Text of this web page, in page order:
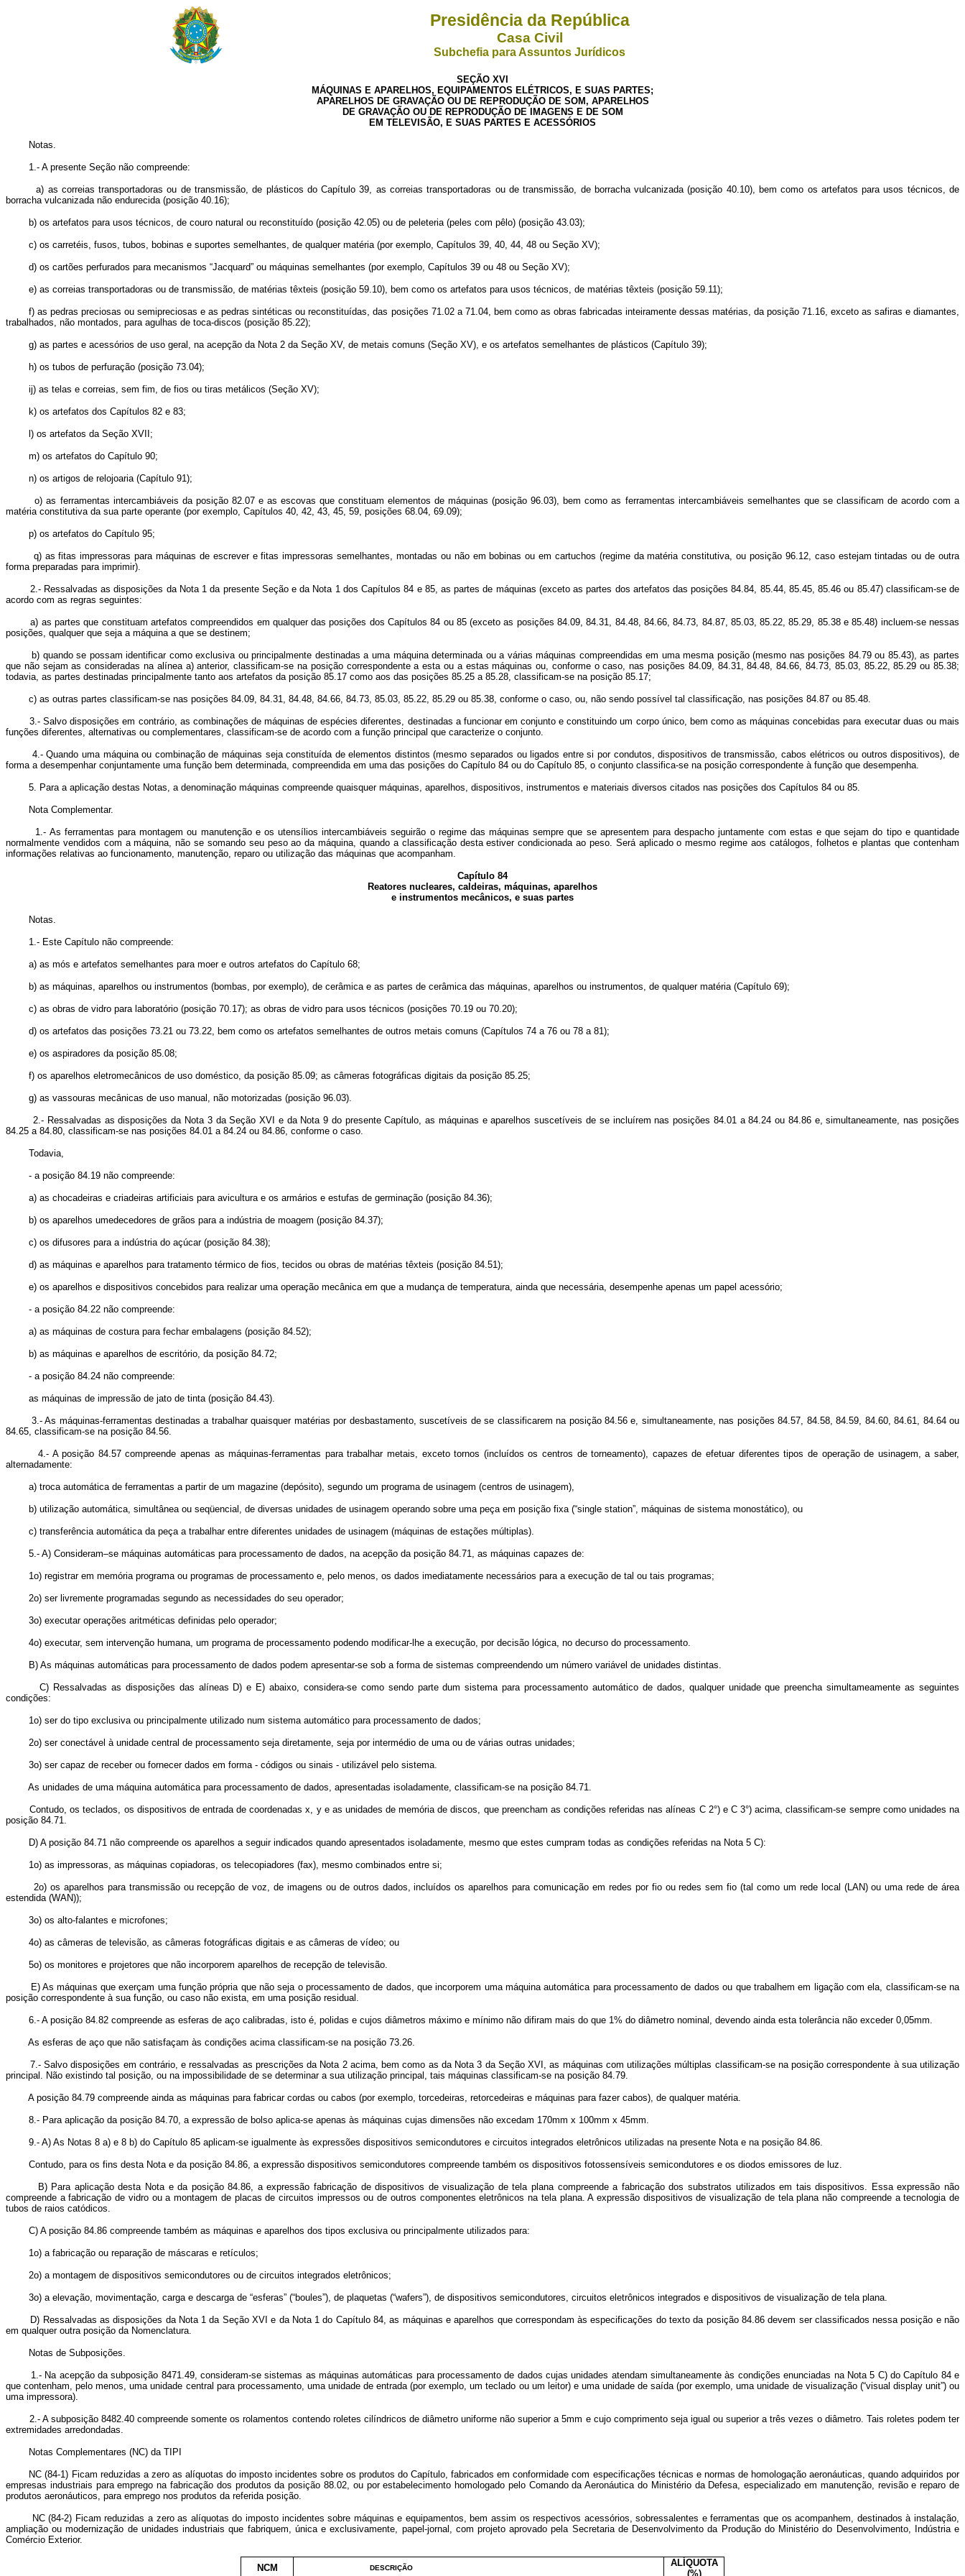
Presidência da República
Casa Civil
Subchefia para Assuntos Jurídicos
SEÇÃO XVI
MÁQUINAS E APARELHOS, EQUIPAMENTOS ELÉTRICOS, E SUAS PARTES;
APARELHOS DE GRAVAÇÃO OU DE REPRODUÇÃO DE SOM, APARELHOS
DE GRAVAÇÃO OU DE REPRODUÇÃO DE IMAGENS E DE SOM
EM TELEVISÃO, E SUAS PARTES E ACESSÓRIOS
Notas.
1.- A presente Seção não compreende:
a) as correias transportadoras ou de transmissão, de plásticos do Capítulo 39, as correias transportadoras ou de transmissão, de borracha vulcanizada (posição 40.10), bem como os artefatos para usos técnicos, de
borracha vulcanizada não endurecida (posição 40.16);
b) os artefatos para usos técnicos, de couro natural ou reconstituído (posição 42.05) ou de peleteria (peles com pêlo) (posição 43.03);
c) os carretéis, fusos, tubos, bobinas e suportes semelhantes, de qualquer matéria (por exemplo, Capítulos 39, 40, 44, 48 ou Seção XV);
d) os cartões perfurados para mecanismos “Jacquard” ou máquinas semelhantes (por exemplo, Capítulos 39 ou 48 ou Seção XV);
e) as correias transportadoras ou de transmissão, de matérias têxteis (posição 59.10), bem como os artefatos para usos técnicos, de matérias têxteis (posição 59.11);
f) as pedras preciosas ou semipreciosas e as pedras sintéticas ou reconstituídas, das posições 71.02 a 71.04, bem como as obras fabricadas inteiramente dessas matérias, da posição 71.16, exceto as safiras e diamantes,
trabalhados, não montados, para agulhas de toca-discos (posição 85.22);
g) as partes e acessórios de uso geral, na acepção da Nota 2 da Seção XV, de metais comuns (Seção XV), e os artefatos semelhantes de plásticos (Capítulo 39);
h) os tubos de perfuração (posição 73.04);
ij) as telas e correias, sem fim, de fios ou tiras metálicos (Seção XV);
k) os artefatos dos Capítulos 82 e 83;
l) os artefatos da Seção XVII;
m) os artefatos do Capítulo 90;
n) os artigos de relojoaria (Capítulo 91);
o) as ferramentas intercambiáveis da posição 82.07 e as escovas que constituam elementos de máquinas (posição 96.03), bem como as ferramentas intercambiáveis semelhantes que se classificam de acordo com a
matéria constitutiva da sua parte operante (por exemplo, Capítulos 40, 42, 43, 45, 59, posições 68.04, 69.09);
p) os artefatos do Capítulo 95;
q) as fitas impressoras para máquinas de escrever e fitas impressoras semelhantes, montadas ou não em bobinas ou em cartuchos (regime da matéria constitutiva, ou posição 96.12, caso estejam tintadas ou de outra
forma preparadas para imprimir).
2.- Ressalvadas as disposições da Nota 1 da presente Seção e da Nota 1 dos Capítulos 84 e 85, as partes de máquinas (exceto as partes dos artefatos das posições 84.84, 85.44, 85.45, 85.46 ou 85.47) classificam-se de
acordo com as regras seguintes:
a) as partes que constituam artefatos compreendidos em qualquer das posições dos Capítulos 84 ou 85 (exceto as posições 84.09, 84.31, 84.48, 84.66, 84.73, 84.87, 85.03, 85.22, 85.29, 85.38 e 85.48) incluem-se nessas
posições, qualquer que seja a máquina a que se destinem;
b) quando se possam identificar como exclusiva ou principalmente destinadas a uma máquina determinada ou a várias máquinas compreendidas em uma mesma posição (mesmo nas posições 84.79 ou 85.43), as partes
que não sejam as consideradas na alínea a) anterior, classificam-se na posição correspondente a esta ou a estas máquinas ou, conforme o caso, nas posições 84.09, 84.31, 84.48, 84.66, 84.73, 85.03, 85.22, 85.29 ou 85.38;
todavia, as partes destinadas principalmente tanto aos artefatos da posição 85.17 como aos das posições 85.25 a 85.28, classificam-se na posição 85.17;
c) as outras partes classificam-se nas posições 84.09, 84.31, 84.48, 84.66, 84.73, 85.03, 85.22, 85.29 ou 85.38, conforme o caso, ou, não sendo possível tal classificação, nas posições 84.87 ou 85.48.
3.- Salvo disposições em contrário, as combinações de máquinas de espécies diferentes, destinadas a funcionar em conjunto e constituindo um corpo único, bem como as máquinas concebidas para executar duas ou mais
funções diferentes, alternativas ou complementares, classificam-se de acordo com a função principal que caracterize o conjunto.
4.- Quando uma máquina ou combinação de máquinas seja constituída de elementos distintos (mesmo separados ou ligados entre si por condutos, dispositivos de transmissão, cabos elétricos ou outros dispositivos), de
forma a desempenhar conjuntamente uma função bem determinada, compreendida em uma das posições do Capítulo 84 ou do Capítulo 85, o conjunto classifica-se na posição correspondente à função que desempenha.
5. Para a aplicação destas Notas, a denominação máquinas compreende quaisquer máquinas, aparelhos, dispositivos, instrumentos e materiais diversos citados nas posições dos Capítulos 84 ou 85.
Nota Complementar.
1.- As ferramentas para montagem ou manutenção e os utensílios intercambiáveis seguirão o regime das máquinas sempre que se apresentem para despacho juntamente com estas e que sejam do tipo e quantidade
normalmente vendidos com a máquina, não se somando seu peso ao da máquina, quando a classificação desta estiver condicionada ao peso. Será aplicado o mesmo regime aos catálogos, folhetos e plantas que contenham
informações relativas ao funcionamento, manutenção, reparo ou utilização das máquinas que acompanham.
Capítulo 84
Reatores nucleares, caldeiras, máquinas, aparelhos
e instrumentos mecânicos, e suas partes
Notas.
1.- Este Capítulo não compreende:
a) as mós e artefatos semelhantes para moer e outros artefatos do Capítulo 68;
b) as máquinas, aparelhos ou instrumentos (bombas, por exemplo), de cerâmica e as partes de cerâmica das máquinas, aparelhos ou instrumentos, de qualquer matéria (Capítulo 69);
c) as obras de vidro para laboratório (posição 70.17); as obras de vidro para usos técnicos (posições 70.19 ou 70.20);
d) os artefatos das posições 73.21 ou 73.22, bem como os artefatos semelhantes de outros metais comuns (Capítulos 74 a 76 ou 78 a 81);
e) os aspiradores da posição 85.08;
f) os aparelhos eletromecânicos de uso doméstico, da posição 85.09; as câmeras fotográficas digitais da posição 85.25;
g) as vassouras mecânicas de uso manual, não motorizadas (posição 96.03).
2.- Ressalvadas as disposições da Nota 3 da Seção XVI e da Nota 9 do presente Capítulo, as máquinas e aparelhos suscetíveis de se incluírem nas posições 84.01 a 84.24 ou 84.86 e, simultaneamente, nas posições
84.25 a 84.80, classificam-se nas posições 84.01 a 84.24 ou 84.86, conforme o caso.
Todavia,
- a posição 84.19 não compreende:
a) as chocadeiras e criadeiras artificiais para avicultura e os armários e estufas de germinação (posição 84.36);
b) os aparelhos umedecedores de grãos para a indústria de moagem (posição 84.37);
c) os difusores para a indústria do açúcar (posição 84.38);
d) as máquinas e aparelhos para tratamento térmico de fios, tecidos ou obras de matérias têxteis (posição 84.51);
e) os aparelhos e dispositivos concebidos para realizar uma operação mecânica em que a mudança de temperatura, ainda que necessária, desempenhe apenas um papel acessório;
- a posição 84.22 não compreende:
a) as máquinas de costura para fechar embalagens (posição 84.52);
b) as máquinas e aparelhos de escritório, da posição 84.72;
- a posição 84.24 não compreende:
as máquinas de impressão de jato de tinta (posição 84.43).
3.- As máquinas-ferramentas destinadas a trabalhar quaisquer matérias por desbastamento, suscetíveis de se classificarem na posição 84.56 e, simultaneamente, nas posições 84.57, 84.58, 84.59, 84.60, 84.61, 84.64 ou
84.65, classificam-se na posição 84.56.
4.- A posição 84.57 compreende apenas as máquinas-ferramentas para trabalhar metais, exceto tornos (incluídos os centros de torneamento), capazes de efetuar diferentes tipos de operação de usinagem, a saber,
alternadamente:
a) troca automática de ferramentas a partir de um magazine (depósito), segundo um programa de usinagem (centros de usinagem),
b) utilização automática, simultânea ou seqüencial, de diversas unidades de usinagem operando sobre uma peça em posição fixa (“single station”, máquinas de sistema monostático), ou
c) transferência automática da peça a trabalhar entre diferentes unidades de usinagem (máquinas de estações múltiplas).
5.- A) Consideram–se máquinas automáticas para processamento de dados, na acepção da posição 84.71, as máquinas capazes de:
1o) registrar em memória programa ou programas de processamento e, pelo menos, os dados imediatamente necessários para a execução de tal ou tais programas;
2o) ser livremente programadas segundo as necessidades do seu operador;
3o) executar operações aritméticas definidas pelo operador;
4o) executar, sem intervenção humana, um programa de processamento podendo modificar-lhe a execução, por decisão lógica, no decurso do processamento.
B) As máquinas automáticas para processamento de dados podem apresentar-se sob a forma de sistemas compreendendo um número variável de unidades distintas.
C) Ressalvadas as disposições das alíneas D) e E) abaixo, considera-se como sendo parte dum sistema para processamento automático de dados, qualquer unidade que preencha simultameamente as seguintes
condições:
1o) ser do tipo exclusiva ou principalmente utilizado num sistema automático para processamento de dados;
2o) ser conectável à unidade central de processamento seja diretamente, seja por intermédio de uma ou de várias outras unidades;
3o) ser capaz de receber ou fornecer dados em forma - códigos ou sinais - utilizável pelo sistema.
As unidades de uma máquina automática para processamento de dados, apresentadas isoladamente, classificam-se na posição 84.71.
Contudo, os teclados, os dispositivos de entrada de coordenadas x, y e as unidades de memória de discos, que preencham as condições referidas nas alíneas C 2°) e C 3°) acima, classificam-se sempre como unidades na
posição 84.71.
D) A posição 84.71 não compreende os aparelhos a seguir indicados quando apresentados isoladamente, mesmo que estes cumpram todas as condições referidas na Nota 5 C):
1o) as impressoras, as máquinas copiadoras, os telecopiadores (fax), mesmo combinados entre si;
2o) os aparelhos para transmissão ou recepção de voz, de imagens ou de outros dados, incluídos os aparelhos para comunicação em redes por fio ou redes sem fio (tal como um rede local (LAN) ou uma rede de área
estendida (WAN));
3o) os alto-falantes e microfones;
4o) as câmeras de televisão, as câmeras fotográficas digitais e as câmeras de vídeo; ou
5o) os monitores e projetores que não incorporem aparelhos de recepção de televisão.
E) As máquinas que exerçam uma função própria que não seja o processamento de dados, que incorporem uma máquina automática para processamento de dados ou que trabalhem em ligação com ela, classificam-se na
posição correspondente à sua função, ou caso não exista, em uma posição residual.
6.- A posição 84.82 compreende as esferas de aço calibradas, isto é, polidas e cujos diâmetros máximo e mínimo não difiram mais do que 1% do diâmetro nominal, devendo ainda esta tolerância não exceder 0,05mm.
As esferas de aço que não satisfaçam às condições acima classificam-se na posição 73.26.
7.- Salvo disposições em contrário, e ressalvadas as prescrições da Nota 2 acima, bem como as da Nota 3 da Seção XVI, as máquinas com utilizações múltiplas classificam-se na posição correspondente à sua utilização
principal. Não existindo tal posição, ou na impossibilidade de se determinar a sua utilização principal, tais máquinas classificam-se na posição 84.79.
A posição 84.79 compreende ainda as máquinas para fabricar cordas ou cabos (por exemplo, torcedeiras, retorcedeiras e máquinas para fazer cabos), de qualquer matéria.
8.- Para aplicação da posição 84.70, a expressão de bolso aplica-se apenas às máquinas cujas dimensões não excedam 170mm x 100mm x 45mm.
9.- A) As Notas 8 a) e 8 b) do Capítulo 85 aplicam-se igualmente às expressões dispositivos semicondutores e circuitos integrados eletrônicos utilizadas na presente Nota e na posição 84.86.
Contudo, para os fins desta Nota e da posição 84.86, a expressão dispositivos semicondutores compreende também os dispositivos fotossensíveis semicondutores e os diodos emissores de luz.
B) Para aplicação desta Nota e da posição 84.86, a expressão fabricação de dispositivos de visualização de tela plana compreende a fabricação dos substratos utilizados em tais dispositivos. Essa expressão não
compreende a fabricação de vidro ou a montagem de placas de circuitos impressos ou de outros componentes eletrônicos na tela plana. A expressão dispositivos de visualização de tela plana não compreende a tecnologia de
tubos de raios catódicos.
C) A posição 84.86 compreende também as máquinas e aparelhos dos tipos exclusiva ou principalmente utilizados para:
1o) a fabricação ou reparação de máscaras e retículos;
2o) a montagem de dispositivos semicondutores ou de circuitos integrados eletrônicos;
3o) a elevação, movimentação, carga e descarga de “esferas” (“boules”), de plaquetas (“wafers”), de dispositivos semicondutores, circuitos eletrônicos integrados e dispositivos de visualização de tela plana.
D) Ressalvadas as disposições da Nota 1 da Seção XVI e da Nota 1 do Capítulo 84, as máquinas e aparelhos que correspondam às especificações do texto da posição 84.86 devem ser classificados nessa posição e não
em qualquer outra posição da Nomenclatura.
Notas de Subposições.
1.- Na acepção da subposição 8471.49, consideram-se sistemas as máquinas automáticas para processamento de dados cujas unidades atendam simultaneamente às condições enunciadas na Nota 5 C) do Capítulo 84 e
que contenham, pelo menos, uma unidade central para processamento, uma unidade de entrada (por exemplo, um teclado ou um leitor) e uma unidade de saída (por exemplo, uma unidade de visualização (“visual display unit”) ou
uma impressora).
2.- A subposição 8482.40 compreende somente os rolamentos contendo roletes cilíndricos de diâmetro uniforme não superior a 5mm e cujo comprimento seja igual ou superior a três vezes o diâmetro. Tais roletes podem ter
extremidades arredondadas.
Notas Complementares (NC) da TIPI
NC (84-1) Ficam reduzidas a zero as alíquotas do imposto incidentes sobre os produtos do Capítulo, fabricados em conformidade com especificações técnicas e normas de homologação aeronáuticas, quando adquiridos por
empresas industriais para emprego na fabricação dos produtos da posição 88.02, ou por estabelecimento homologado pelo Comando da Aeronáutica do Ministério da Defesa, especializado em manutenção, revisão e reparo de
produtos aeronáuticos, para emprego nos produtos da referida posição.
NC (84-2) Ficam reduzidas a zero as alíquotas do imposto incidentes sobre máquinas e equipamentos, bem assim os respectivos acessórios, sobressalentes e ferramentas que os acompanhem, destinados à instalação,
ampliação ou modernização de unidades industriais que fabriquem, única e exclusivamente, papel-jornal, com projeto aprovado pela Secretaria de Desenvolvimento da Produção do Ministério do Desenvolvimento, Indústria e
Comércio Exterior.
NCM DESCRIÇÃO
ALÍQUOTA
(%)